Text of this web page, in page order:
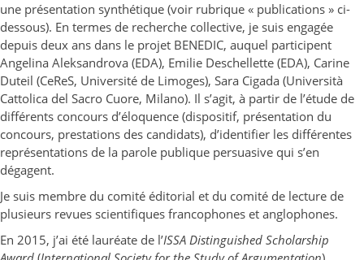
une présentation synthétique (voir rubrique « publications » ci-
dessous). En termes de recherche collective, je suis engagée
depuis deux ans dans le projet BENEDIC, auquel participent
Angelina Aleksandrova (EDA), Emilie Deschellette (EDA), Carine
Duteil (CeReS, Université de Limoges), Sara Cigada (Università
Cattolica del Sacro Cuore, Milano). Il s’agit, à partir de l’étude de
différents concours d’éloquence (dispositif, présentation du
concours, prestations des candidats), d’identifier les différentes
représentations de la parole publique persuasive qui s’en
dégagent.
Je suis membre du comité éditorial et du comité de lecture de
plusieurs revues scientifiques francophones et anglophones.
En 2015, j’ai été lauréate de l’ISSA Distinguished Scholarship